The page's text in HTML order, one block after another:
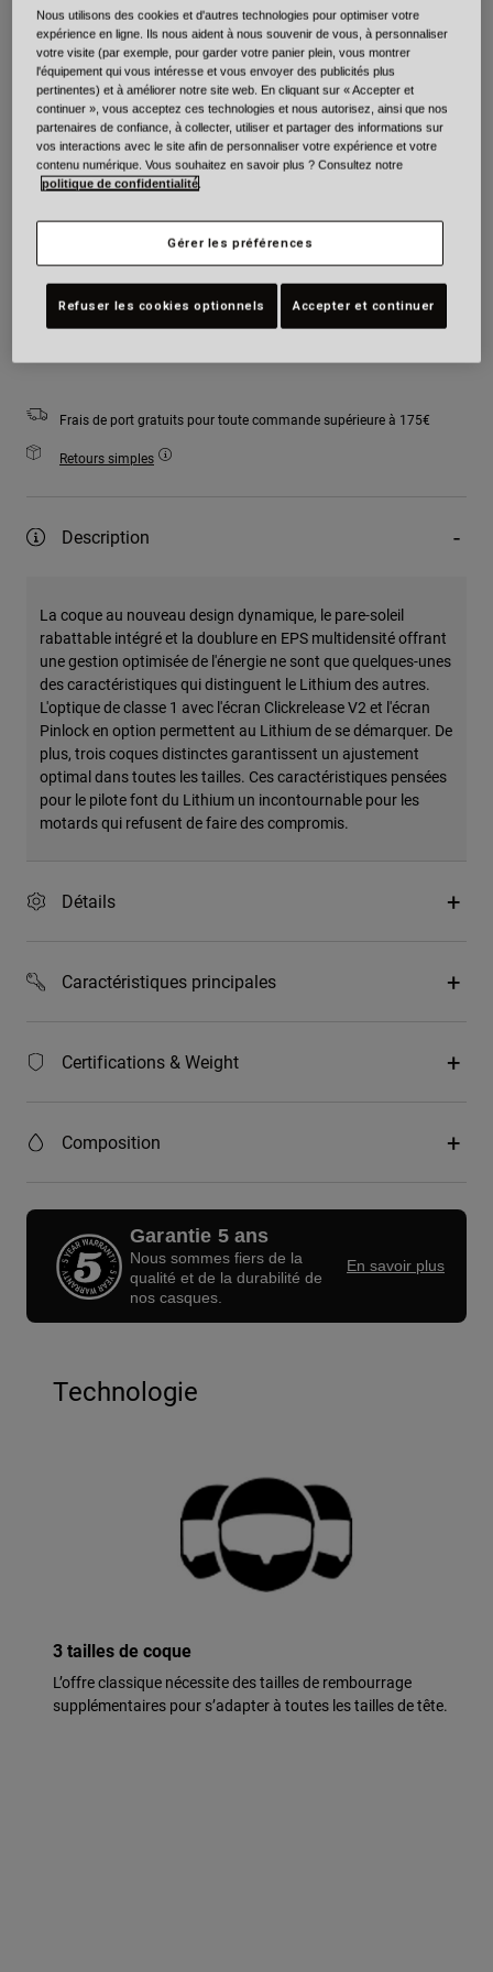
Couleur -Gris/Bleu
sélectionné
Taille
L XL
Ajouter au panier
Frais de port gratuits pour toute commande supérieure à 175€
Retours simples
Description
La coque au nouveau design dynamique, le pare-soleil
rabattable intégré et la doublure en EPS multidensité offrant
une gestion optimisée de l'énergie ne sont que quelques-unes
des caractéristiques qui distinguent le Lithium des autres.
L'optique de classe 1 avec l'écran Clickrelease V2 et l'écran
Pinlock en option permettent au Lithium de se démarquer. De
plus, trois coques distinctes garantissent un ajustement
optimal dans toutes les tailles. Ces caractéristiques pensées
pour le pilote font du Lithium un incontournable pour les
motards qui refusent de faire des compromis.
Détails
Caractéristiques principales
Certifications & Weight
Composition
Garantie 5 ans
Nous sommes fiers de la
qualité et de la durabilité de
nos casques.
En savoir plus
Technologie
3 tailles de coque
L’offre classique nécessite des tailles de rembourrage
supplémentaires pour s’adapter à toutes les tailles de tête.
Nous utilisons des cookies et d'autres technologies pour optimiser votre
expérience en ligne. Ils nous aident à nous souvenir de vous, à personnaliser
votre visite (par exemple, pour garder votre panier plein, vous montrer
l'équipement qui vous intéresse et vous envoyer des publicités plus
pertinentes) et à améliorer notre site web. En cliquant sur « Accepter et
continuer », vous acceptez ces technologies et nous autorisez, ainsi que nos
partenaires de confiance, à collecter, utiliser et partager des informations sur
vos interactions avec le site afin de personnaliser votre expérience et votre
contenu numérique. Vous souhaitez en savoir plus ? Consultez notre
politique de confidentialité.
Gérer les préférences
Refuser les cookies optionnels Accepter et continuer